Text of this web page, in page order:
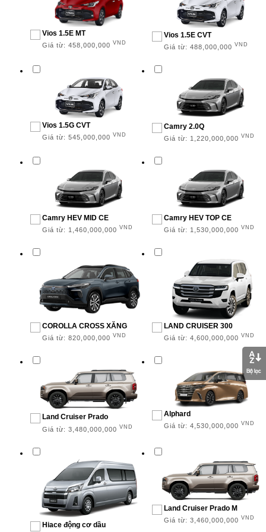
Fortuner
GIÁ
0 -500 triệu
500 triệu - 1 tỉ
3 tỉ - 4 tỉ
Trên 4 tỉ
NHIÊN LIỆU
Dầu
SỐ CHỖ NGỒI
8 chỗ
15 chỗ
KIỂU DÁNG
Sedan
Vios 1.5E MT
Giá từ:458,000,000 VND
Vios 1.5E CVT
Giá từ:488,000,000 VND
Vios 1.5G CVT
Giá từ:545,000,000 VND
Camry 2.0Q
Giá từ: 1,220,000,000 VND
Camry HEV MID CE
Giá từ: 1,460,000,000 VND
Camry HEV TOP CE
Giá từ: 1,530,000,000 VND
COROLLA CROSS XĂNG
Giá từ:820,000,000 VND
LAND CRUISER 300
Giá từ:4,600,000,000 VND
Land Cruiser Prado
Giá từ:3,480,000,000 VND
Alphard
Giá từ:4,530,000,000 VND
Hiace động cơ dầu
Land Cruiser Prado M
Giá từ:3,460,000,000 VND